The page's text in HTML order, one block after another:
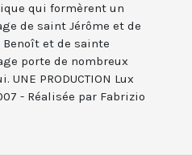
qui formèrent un
de saint Jérôme et de
et de sainte
porte de nombreux
PRODUCTION Lux
- Réalisée par Fabrizio